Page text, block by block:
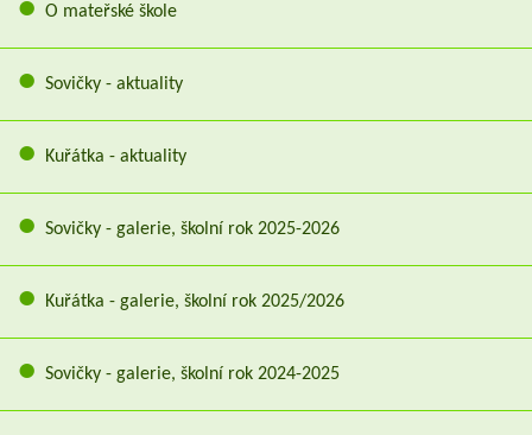
O mateřské škole
Sovičky - aktuality
Kuřátka - aktuality
Sovičky - galerie, školní rok 2025-2026
Kuřátka - galerie, školní rok 2025/2026
Sovičky - galerie, školní rok 2024-2025